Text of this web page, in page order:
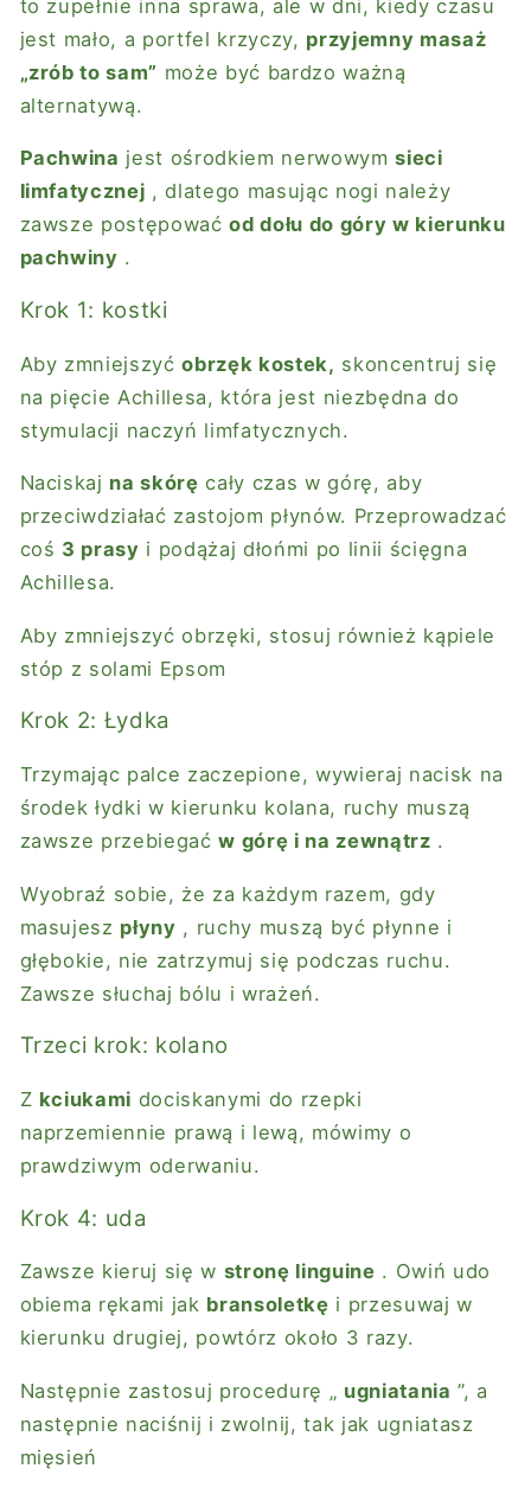
to zupełnie inna sprawa, ale w dni, kiedy czasu
jest mało, a portfel krzyczy, przyjemny masaż
„zrób to sam” może być bardzo ważną
alternatywą.
Pachwina jest ośrodkiem nerwowymsieci
limfatycznej , dlatego masując nogi należy
zawsze postępowaćod dołu do góry w kierunku
pachwiny .
Krok 1: kostki
Aby zmniejszyćobrzęk kostek, skoncentruj się
na pięcie Achillesa, która jest niezbędna do
stymulacji naczyń limfatycznych.
Naciskaj na skórę cały czas w górę, aby
przeciwdziałać zastojom płynów. Przeprowadzać
coś 3 prasy i podążaj dłońmi po linii ścięgna
Achillesa.
Aby zmniejszyć obrzęki, stosuj również kąpiele
stóp z solami Epsom
Krok 2: Łydka
Trzymając palce zaczepione, wywieraj nacisk na
środek łydki w kierunku kolana, ruchy muszą
zawsze przebiegaćw górę i na zewnątrz .
Wyobraź sobie, że za każdym razem, gdy
masujesz płyny , ruchy muszą być płynne i
głębokie, nie zatrzymuj się podczas ruchu.
Zawsze słuchaj bólu i wrażeń.
Trzeci krok: kolano
Z kciukami dociskanymi do rzepki
naprzemiennie prawą i lewą, mówimy o
prawdziwym oderwaniu.
Krok 4: uda
Zawsze kieruj się w stronę linguine . Owiń udo
obiema rękami jak bransoletkę i przesuwaj w
kierunku drugiej, powtórz około 3 razy.
Następnie zastosuj procedurę „ ugniatania ”, a
następnie naciśnij i zwolnij, tak jak ugniatasz
mięsień